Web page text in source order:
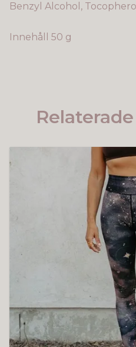
Benzyl Alcohol,
Innehåll 50 g